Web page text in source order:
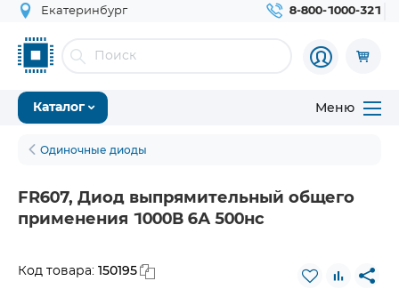
Екатеринбург 8-800-1000-321
Каталог Меню
Одиночные диоды
FR607, Диод выпрямительный общего
применения 1000В 6А 500нс
Код товара: 150195